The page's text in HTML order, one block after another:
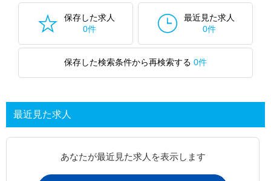
保存した求人
0件
最近見た求人
0件
保存した検索条件から再検索する 0件
最近見た求人
あなたが最近見た求人を表示します